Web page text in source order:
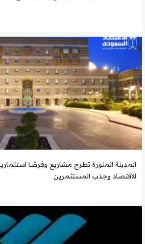
المدينة المنورة تطرح مشاريع وفرصًا
الاقتصاد وجذب المستثمرين